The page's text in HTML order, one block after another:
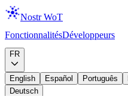
Nostr WoT
FonctionnalitésDéveloppeurs
FR
English Español Português
Deutsch